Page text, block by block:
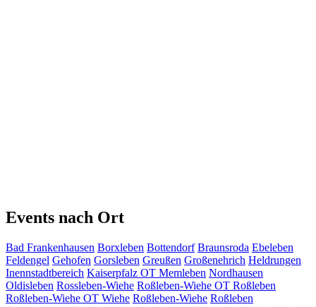
Events nach Ort
Bad Frankenhausen Borxleben Bottendorf Braunsroda Ebeleben
Feldengel Gehofen Gorsleben Greußen Großenehrich Heldrungen
Inennstadtbereich Kaiserpfalz OT Memleben Nordhausen
Oldisleben Rossleben-Wiehe Roßleben-Wiehe OT Roßleben
Roßleben-Wiehe OT Wiehe Roßleben-Wiehe Roßleben